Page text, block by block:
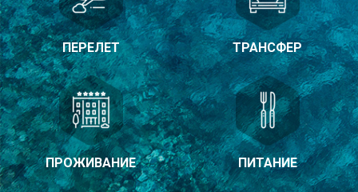
ПЕРЕЛЕТ ТРАНСФЕР
ПРОЖИВАНИЕ ПИТАНИЕ